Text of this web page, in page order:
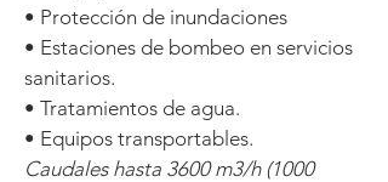
• Protección de inundaciones
• Estaciones de bombeo en servicios
sanitarios.
• Tratamientos de agua.
• Equipos transportables.
Caudales hasta 3600 m3/h (1000